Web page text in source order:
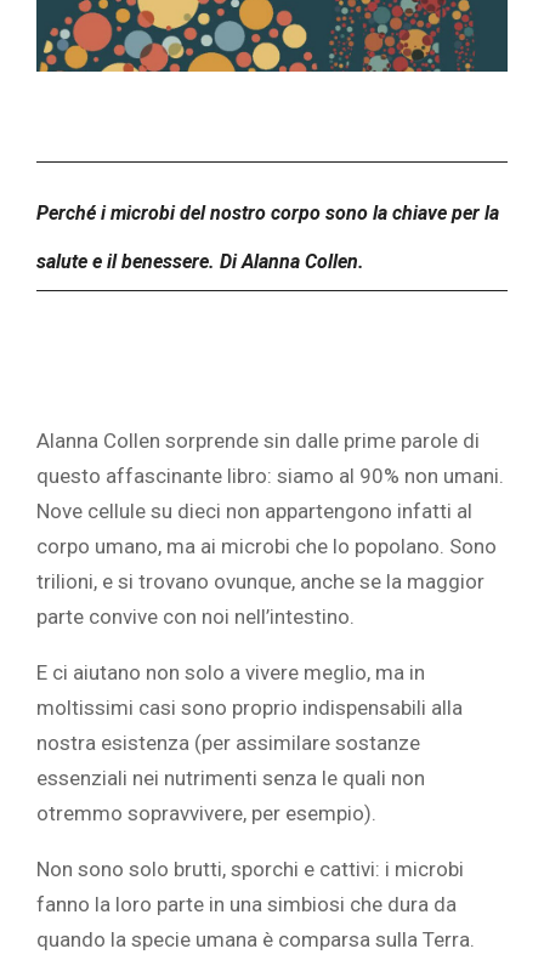
Perché i microbi del nostro corpo sono la chiave per la
salute e il benessere. Di Alanna Collen.
Alanna Collen sorprende sin dalle prime parole di
questo affascinante libro: siamo al 90% non umani.
Nove cellule su dieci non appartengono infatti al
corpo umano, ma ai microbi che lo popolano. Sono
trilioni, e si trovano ovunque, anche se la maggior
parte convive con noi nell’intestino.
E ci aiutano non solo a vivere meglio, ma in
moltissimi casi sono proprio indispensabili alla
nostra esistenza (per assimilare sostanze
essenziali nei nutrimenti senza le quali non
otremmo sopravvivere, per esempio).
Non sono solo brutti, sporchi e cattivi: i microbi
fanno la loro parte in una simbiosi che dura da
quando la specie umana è comparsa sulla Terra.